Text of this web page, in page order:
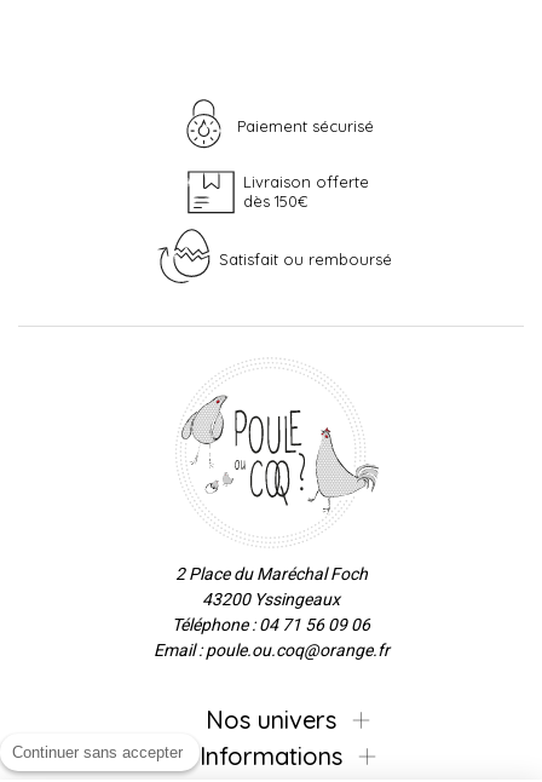
Paiement sécurisé
Livraison offerte
dès 150€
Satisfait ou remboursé
2 Place du Maréchal Foch
43200 Yssingeaux
Téléphone : 04 71 56 09 06
Email : poule.ou.coq@orange.fr
Nos univers
Informations
Continuer sans accepter